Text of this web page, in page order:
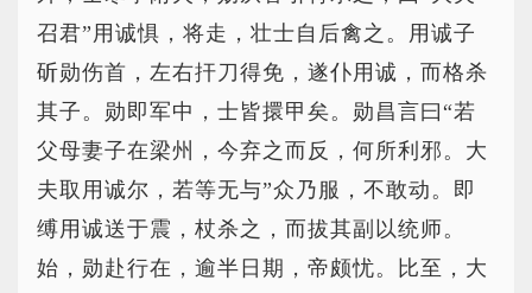
召君”用诚惧，将走，壮士自后禽之。用诚子
斫勋伤首，左右扞刀得免，遂仆用诚，而格杀
其子。勋即军中，士皆擐甲矣。勋昌言曰“若
父母妻子在梁州，今弃之而反，何所利邪。大
夫取用诚尔，若等无与”众乃服，不敢动。即
缚用诚送于震，杖杀之，而拔其副以统师。
始，勋赴行在，逾半日期，帝颇忧。比至，大